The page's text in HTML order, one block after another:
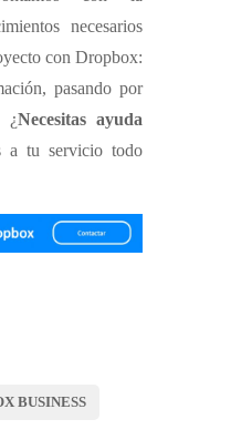
necesarios
con Dropbox:
pasando por
¿Necesitas ayuda
a tu servicio todo
BUSINESS